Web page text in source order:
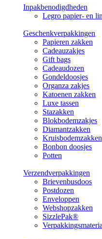
Inpakbenodigdheden
Legro papier- en
Geschenkverpakkingen
Papieren zakken
Cadeauzakjes
Gift bags
Cadeaudozen
Gondeldoosjes
Organza zakjes
Katoenen zakken
Luxe tassen
Stazakken
Blokbodemzakjes
Diamantzakken
Kruisbodemzakken
Bonbon doosjes
Potten
Verzendverpakkingen
Brievenbusdoos
Postdozen
Enveloppen
Webshopzakken
SizzlePak®